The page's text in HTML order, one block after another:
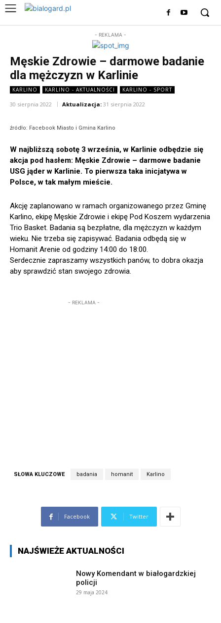
- REKLAMA -
Męskie Zdrowie – darmowe badanie
dla mężczyzn w Karlinie
KARLINO KARLINO - AKTUALNOŚCI KARLINO - SPORT
30 sierpnia 2022 Aktualizacja: 31 sierpnia 2022
źródło: Facebook Miasto i Gmina Karlino
W najbliższą sobotę 3 września, w Karlinie odbędzie się
akcja pod hasłem: Męskie Zdrowie – darmowe badanie
USG jąder w Karlinie. To pierwsza taka inicjatywa w
Polsce, w tak małym mieście.
Akcję zaplanowano w ramach organizowanego przez Gminę
Karlino, ekipę Męskie Zdrowie i ekipę Pod Koszem wydarzenia
Trio Basket. Badania są bezpłatne, dla mężczyzn w każdym
wieku. Nie trzeba się zapisywać. Badania odbędą się w
Homanit Arenie od godziny 14:00 do 18:00.
Serdecznie zapraszamy wszystkich panów, to dobra okazja
aby sprawdzić stan swojego zdrowia.
- REKLAMA -
SŁOWA KLUCZOWE badania homanit Karlino
Facebook Twitter
NAJŚWIEŻE AKTUALNOŚCI
Nowy Komendant w białogardzkiej
policji
29 maja 2024